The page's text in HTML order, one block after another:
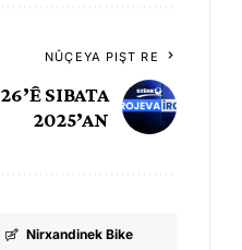
NÛÇEYA PIŞT RE
SIBATA
2025’AN
Nirxandinek Bike